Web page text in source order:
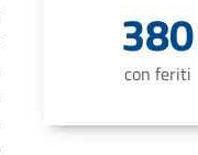
con feriti
380